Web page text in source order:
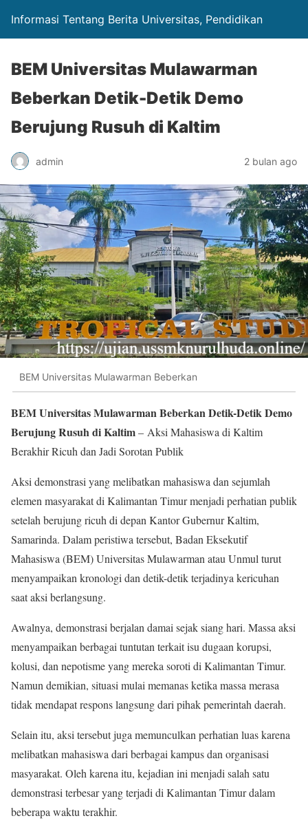
Informasi Tentang Berita Universitas, Pendidikan
BEM Universitas Mulawarman
Beberkan Detik-Detik Demo
Berujung Rusuh di Kaltim
admin 2 bulan ago
BEM Universitas Mulawarman Beberkan
BEM Universitas Mulawarman Beberkan Detik-Detik Demo
Berujung Rusuh di Kaltim– Aksi Mahasiswa di Kaltim
Berakhir Ricuh dan Jadi Sorotan Publik
Aksi demonstrasi yang melibatkan mahasiswa dan sejumlah
elemen masyarakat di Kalimantan Timur menjadi perhatian publik
setelah berujung ricuh di depan Kantor Gubernur Kaltim,
Samarinda. Dalam peristiwa tersebut, Badan Eksekutif
Mahasiswa (BEM) Universitas Mulawarman atau Unmul turut
menyampaikan kronologi dan detik-detik terjadinya kericuhan
saat aksi berlangsung.
Awalnya, demonstrasi berjalan damai sejak siang hari. Massa aksi
menyampaikan berbagai tuntutan terkait isu dugaan korupsi,
kolusi, dan nepotisme yang mereka soroti di Kalimantan Timur.
Namun demikian, situasi mulai memanas ketika massa merasa
tidak mendapat respons langsung dari pihak pemerintah daerah.
Selain itu, aksi tersebut juga memunculkan perhatian luas karena
melibatkan mahasiswa dari berbagai kampus dan organisasi
masyarakat. Oleh karena itu, kejadian ini menjadi salah satu
demonstrasi terbesar yang terjadi di Kalimantan Timur dalam
beberapa waktu terakhir.